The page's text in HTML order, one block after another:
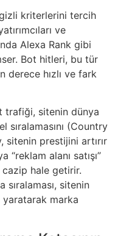
kriterlerini tercih
ve
Alexa Rank gibi
Bot hitleri, bu tür
derece hızlı ve fark
trafiği, sitenin dünya
sıralamasını (Country
sitenin prestijini artırır
“reklam alanı satışı”
hale getirir.
sıralaması, sitenin
yaratarak marka